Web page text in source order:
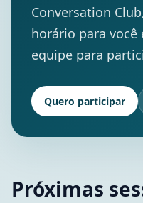
Conversation
horário para você
equipe para
Quero participar
Próximas